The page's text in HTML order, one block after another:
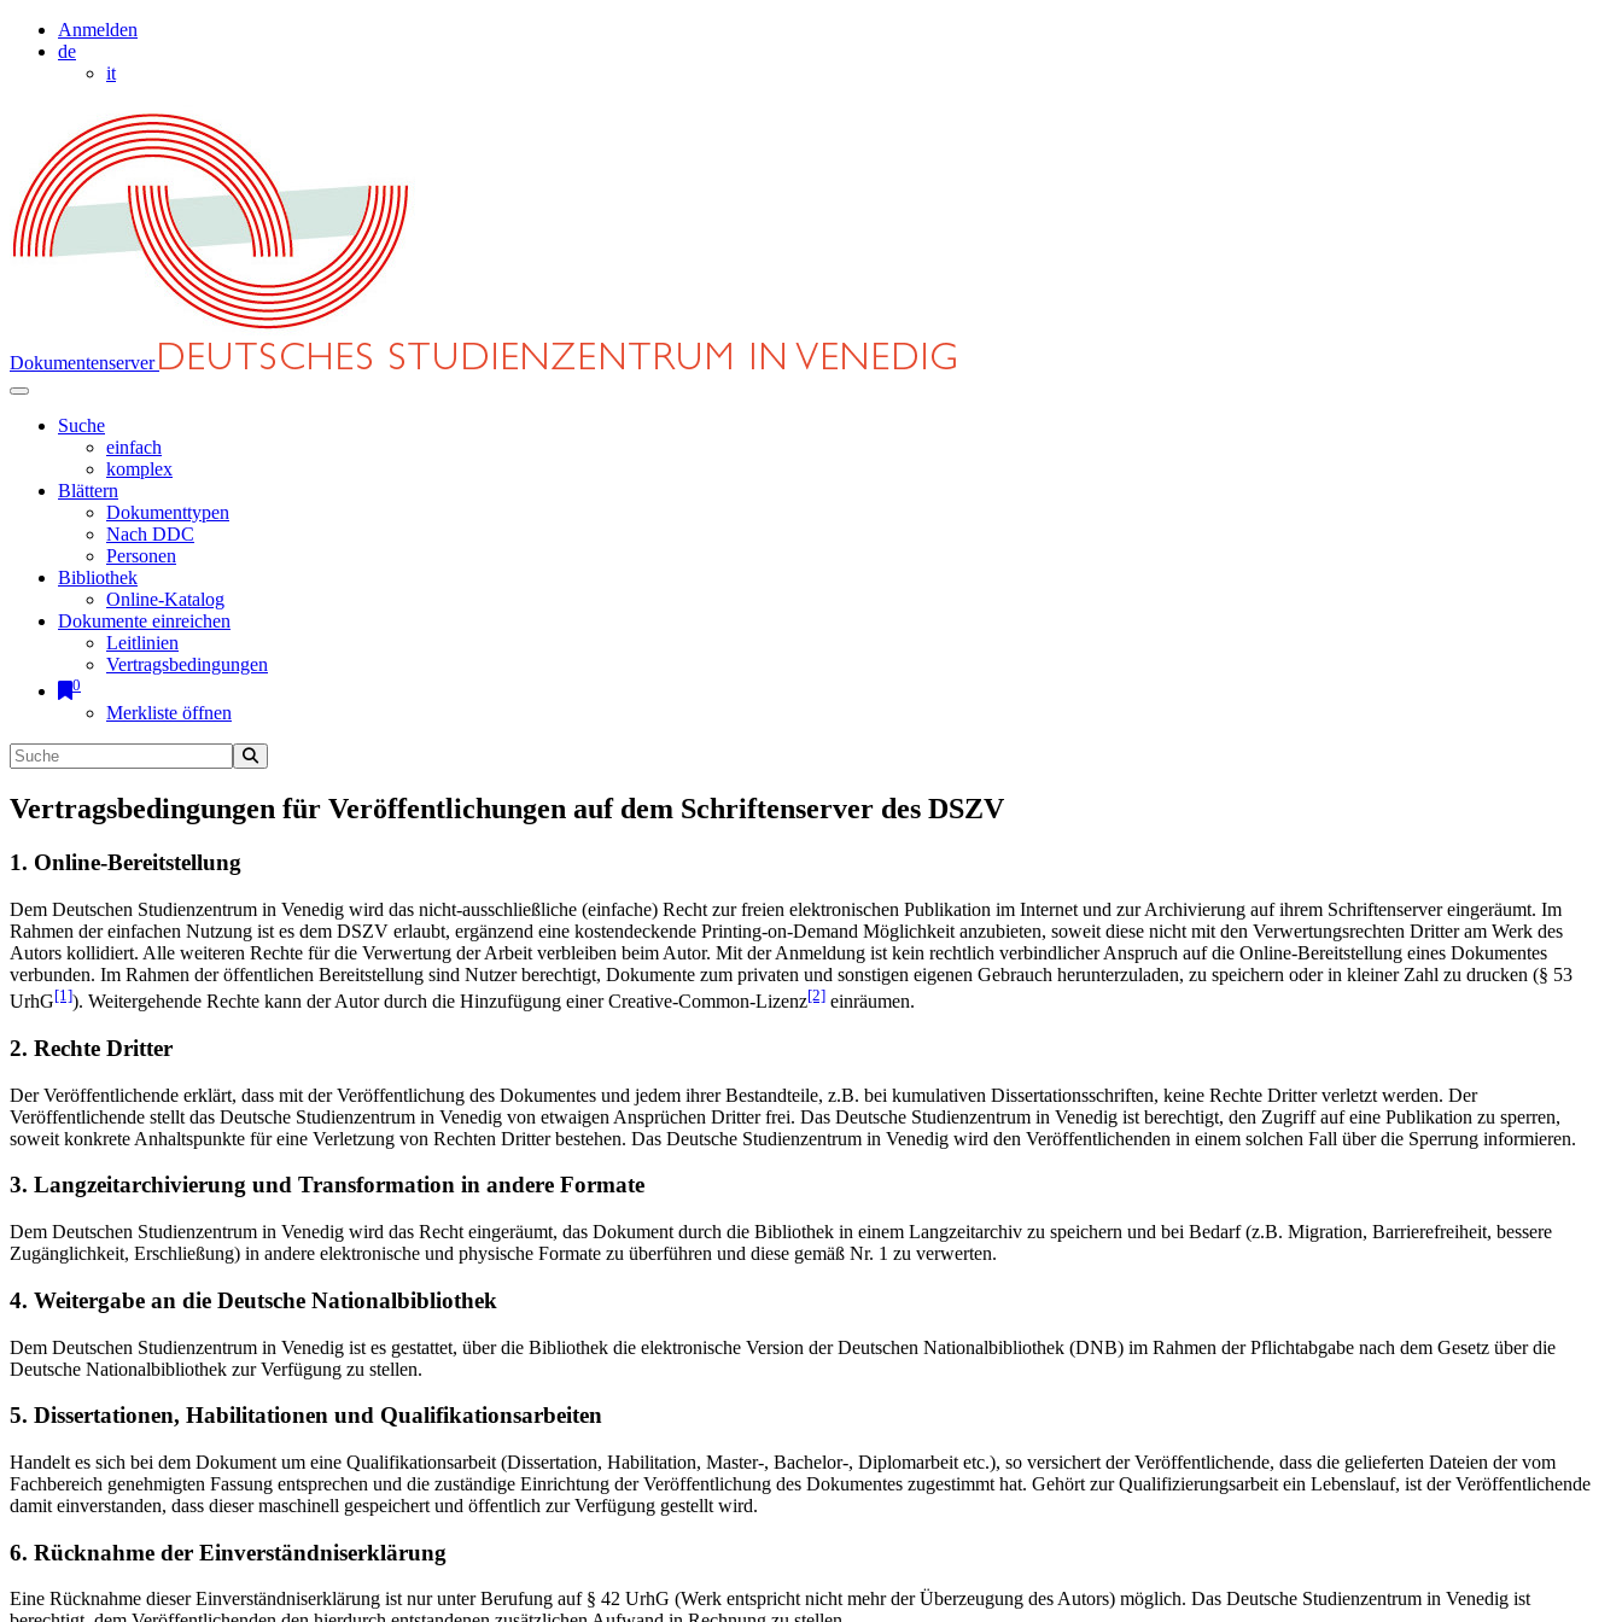
Anmelden
de
it
Dokumentenserver
Suche
einfach
komplex
Blättern
Dokumenttypen
Nach DDC
Personen
Bibliothek
Online-Katalog
Dokumente einreichen
Leitlinien
Vertragsbedingungen
0
Merkliste öffnen
Vertragsbedingungen für Veröffentlichungen auf dem Schriftenserver des DSZV
1. Online-Bereitstellung
Dem Deutschen Studienzentrum in Venedig wird das nicht-ausschließliche (einfache) Recht zur freien elektronischen Publikation im Internet und zur Archivierung auf ihrem Schriftenserver eingeräumt. Im
Rahmen der einfachen Nutzung ist es dem DSZV erlaubt, ergänzend eine kostendeckende Printing-on-Demand Möglichkeit anzubieten, soweit diese nicht mit den Verwertungsrechten Dritter am Werk des
Autors kollidiert. Alle weiteren Rechte für die Verwertung der Arbeit verbleiben beim Autor. Mit der Anmeldung ist kein rechtlich verbindlicher Anspruch auf die Online-Bereitstellung eines Dokumentes
verbunden. Im Rahmen der öffentlichen Bereitstellung sind Nutzer berechtigt, Dokumente zum privaten und sonstigen eigenen Gebrauch herunterzuladen, zu speichern oder in kleiner Zahl zu drucken (§ 53
UrhG[1]). Weitergehende Rechte kann der Autor durch die Hinzufügung einer Creative-Common-Lizenz[2] einräumen.
2. Rechte Dritter
Der Veröffentlichende erklärt, dass mit der Veröffentlichung des Dokumentes und jedem ihrer Bestandteile, z.B. bei kumulativen Dissertationsschriften, keine Rechte Dritter verletzt werden. Der
Veröffentlichende stellt das Deutsche Studienzentrum in Venedig von etwaigen Ansprüchen Dritter frei. Das Deutsche Studienzentrum in Venedig ist berechtigt, den Zugriff auf eine Publikation zu sperren,
soweit konkrete Anhaltspunkte für eine Verletzung von Rechten Dritter bestehen. Das Deutsche Studienzentrum in Venedig wird den Veröffentlichenden in einem solchen Fall über die Sperrung informieren.
3. Langzeitarchivierung und Transformation in andere Formate
Dem Deutschen Studienzentrum in Venedig wird das Recht eingeräumt, das Dokument durch die Bibliothek in einem Langzeitarchiv zu speichern und bei Bedarf (z.B. Migration, Barrierefreiheit, bessere
Zugänglichkeit, Erschließung) in andere elektronische und physische Formate zu überführen und diese gemäß Nr. 1 zu verwerten.
4. Weitergabe an die Deutsche Nationalbibliothek
Dem Deutschen Studienzentrum in Venedig ist es gestattet, über die Bibliothek die elektronische Version der Deutschen Nationalbibliothek (DNB) im Rahmen der Pflichtabgabe nach dem Gesetz über die
Deutsche Nationalbibliothek zur Verfügung zu stellen.
5. Dissertationen, Habilitationen und Qualifikationsarbeiten
Handelt es sich bei dem Dokument um eine Qualifikationsarbeit (Dissertation, Habilitation, Master-, Bachelor-, Diplomarbeit etc.), so versichert der Veröffentlichende, dass die gelieferten Dateien der vom
Fachbereich genehmigten Fassung entsprechen und die zuständige Einrichtung der Veröffentlichung des Dokumentes zugestimmt hat. Gehört zur Qualifizierungsarbeit ein Lebenslauf, ist der Veröffentlichende
damit einverstanden, dass dieser maschinell gespeichert und öffentlich zur Verfügung gestellt wird.
6. Rücknahme der Einverständniserklärung
Eine Rücknahme dieser Einverständniserklärung ist nur unter Berufung auf § 42 UrhG (Werk entspricht nicht mehr der Überzeugung des Autors) möglich. Das Deutsche Studienzentrum in Venedig ist